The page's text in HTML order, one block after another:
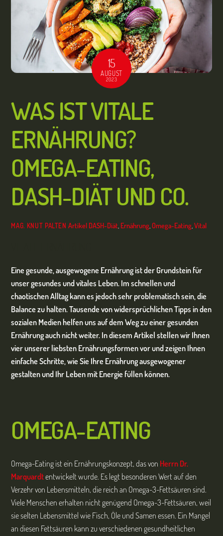
15
AUGUST
2023
WAS IST VITALE
ERNÄHRUNG?
OMEGA-EATING,
DASH-DIÄT UND CO.
MAG. KNUT PALTEN Artikel DASH-Diät, Ernährung, Omega-Eating, Vital
Eine gesunde, ausgewogene Ernährung ist der Grundstein für
unser gesundes und vitales Leben. Im schnellen und
chaotischen Alltag kann es jedoch sehr problematisch sein, die
Balance zu halten. Tausende von widersprüchlichen Tipps in den
sozialen Medien helfen uns auf dem Weg zu einer gesunden
Ernährung auch nicht weiter. In diesem Artikel stellen wir Ihnen
vier unserer liebsten Ernährungsformen vor und zeigen Ihnen
einfache Schritte, wie Sie Ihre Ernährung ausgewogener
gestalten und Ihr Leben mit Energie füllen können.
OMEGA-EATING
Omega-Eating ist ein Ernährungskonzept, das von Herrn Dr.
Marquardtentwickelt wurde. Es legt besonderen Wert auf den
Verzehr von Lebensmitteln, die reich an Omega-3-Fettsäuren sind.
Viele Menschen erhalten nicht genügend Omega-3-Fettsäuren, weil
sie selten Lebensmittel wie Fisch, Öle und Samen essen. Ein Mangel
an diesen Fettsäuren kann zu verschiedenen gesundheitlichen